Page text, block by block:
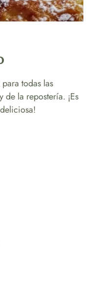
todas las
de la repostería. ¡Es